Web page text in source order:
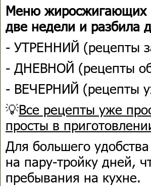
Меню жиросжигающих
две недели и разбила
- УТРЕННИЙ (рецепты
- ДНЕВНОЙ (рецепты
- ВЕЧЕРНИЙ (рецепты
💡Все рецепты уже
просты в
Для большего
на пару-тройку дней,
пребывания на кухне.